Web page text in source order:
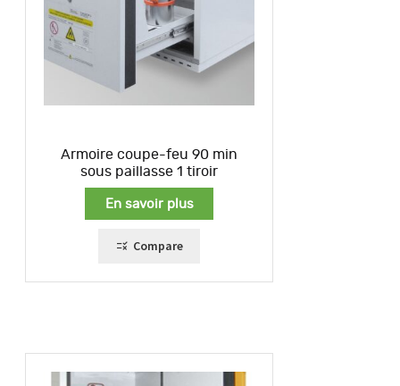
Armoire coupe-feu 90 min
sous paillasse 1 tiroir
En savoir plus
Compare